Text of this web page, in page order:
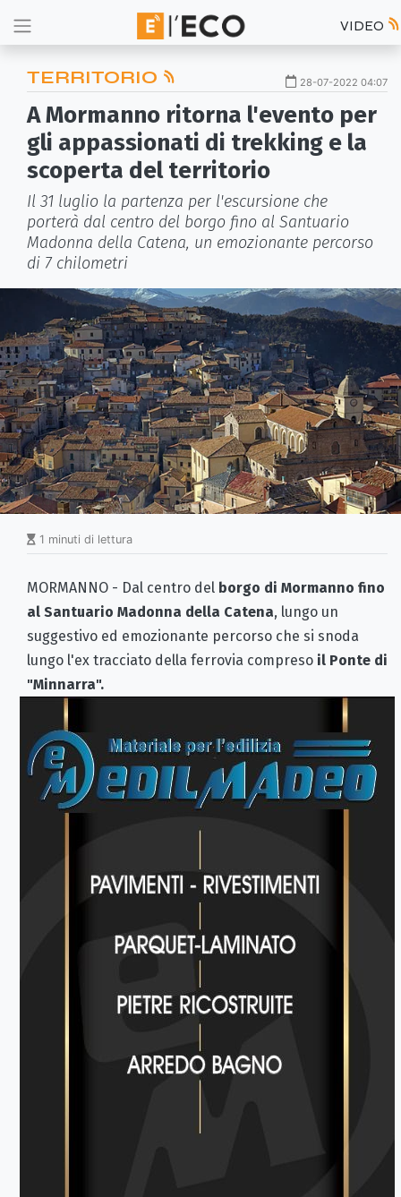
VIDEO
TERRITORIO 28-07-2022 04:07
A Mormanno ritorna l'evento per
gli appassionati di trekking e la
scoperta del territorio
Il 31 luglio la partenza per l'escursione che
porterà dal centro del borgo fino al Santuario
Madonna della Catena, un emozionante percorso
di 7 chilometri
1 minuti di lettura
MORMANNO - Dal centro del borgo di Mormanno fino
al Santuario Madonna della Catena, lungo un
suggestivo ed emozionante percorso che si snoda
lungo l'ex tracciato della ferrovia compreso il Ponte di
"Minnarra".